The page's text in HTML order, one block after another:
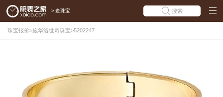
> 查珠宝 搜索
珠宝报价>施华洛世奇珠宝>5202247